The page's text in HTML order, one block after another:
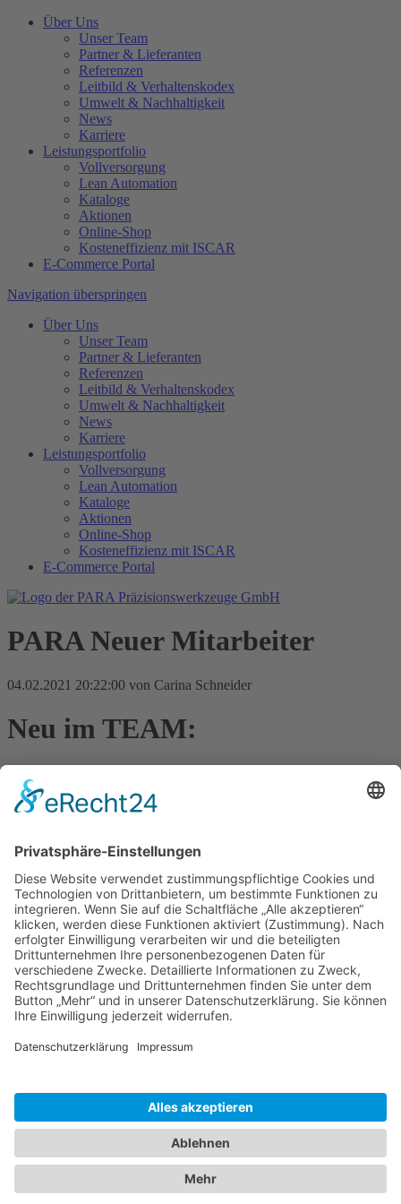
Über Uns
Unser Team
Partner & Lieferanten
Referenzen
Leitbild & Verhaltenskodex
Umwelt & Nachhaltigkeit
News
Karriere
Leistungsportfolio
Vollversorgung
Lean Automation
Kataloge
Aktionen
Online-Shop
Kosteneffizienz mit ISCAR
E-Commerce Portal
Navigation überspringen
Über Uns
Unser Team
Partner & Lieferanten
Referenzen
Leitbild & Verhaltenskodex
Umwelt & Nachhaltigkeit
News
Karriere
Leistungsportfolio
Vollversorgung
Lean Automation
Kataloge
Aktionen
Online-Shop
Kosteneffizienz mit ISCAR
E-Commerce Portal
PARA Neuer Mitarbeiter
04.02.2021 20:22:00 von Carina Schneider
Neu im TEAM:
PARA-Team begrüßen.
Der ausgelernte Industriemechaniker wird unser Team im Bereich
Hintergrund für PARA gewinnen zu können.
Herzlich Willkommen im PARA-Team, Tobias Blaser!
Zum Online-Shop Anmelden für Produktneuheiten
PARA Präzisionswerkzeuge GmbH
Wilhelm-Brielmayer-Straße 3
88213 Ravensburg
Telefon(0751) 769 23 - 0
info@para-gmbh.de
Kontakt / Anfahrt
Datenschutz
Barrierefreiheit
© 2026 PARA GmbH – Alle Rechte vorbehalten